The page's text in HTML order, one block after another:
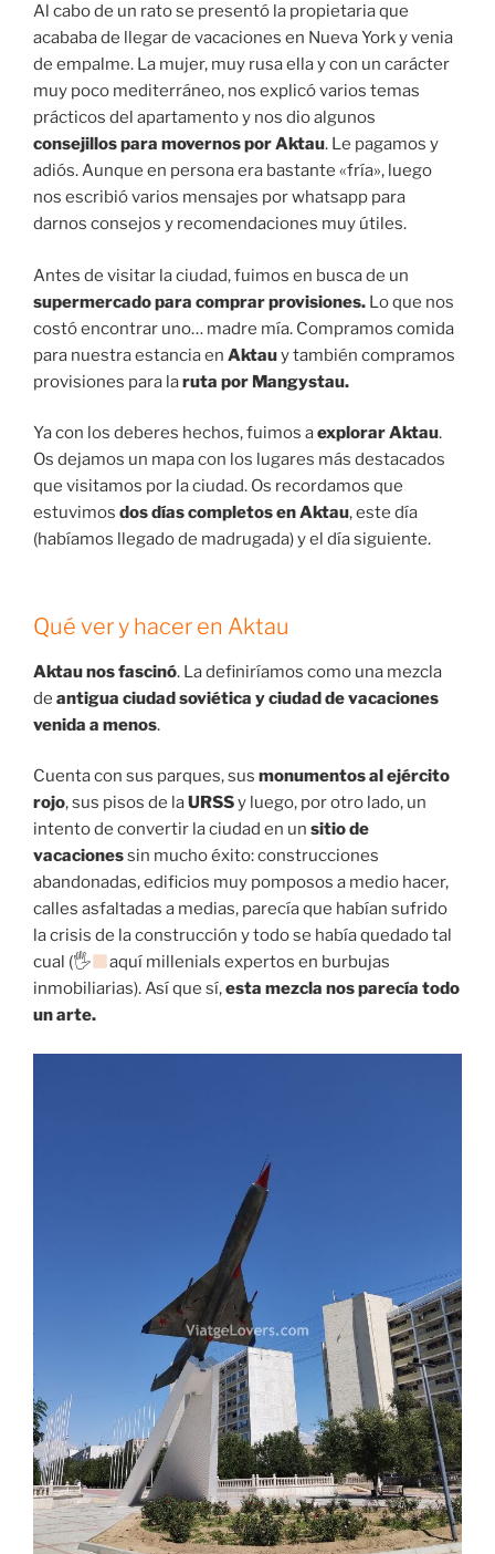
Al cabo de un rato se presentó la propietaria que
acababa de llegar de vacaciones en Nueva York y venia
de empalme. La mujer, muy rusa ella y con un carácter
muy poco mediterráneo, nos explicó varios temas
prácticos del apartamento y nos dio algunos
consejillos para movernos por Aktau. Le pagamos y
adiós. Aunque en persona era bastante «fría», luego
nos escribió varios mensajes por whatsapp para
darnos consejos y recomendaciones muy útiles.
Antes de visitar la ciudad, fuimos en busca de un
supermercado para comprar provisiones. Lo que nos
costó encontrar uno… madre mía. Compramos comida
para nuestra estancia en Aktauy también compramos
provisiones para laruta por Mangystau.
Ya con los deberes hechos, fuimos aexplorar Aktau.
Os dejamos un mapa con los lugares más destacados
que visitamos por la ciudad. Os recordamos que
estuvimos dos días completos en Aktau, este día
(habíamos llegado de madrugada) y el día siguiente.
Qué ver y hacer en Aktau
Aktau nos fascinó. La definiríamos como una mezcla
de antigua ciudad soviética y ciudad de vacaciones
venida a menos.
Cuenta con sus parques, sus monumentos al ejército
rojo, sus pisos de laURSSy luego, por otro lado, un
intento de convertir la ciudad en un sitio de
vacacionessin mucho éxito: construcciones
abandonadas, edificios muy pomposos a medio hacer,
calles asfaltadas a medias, parecía que habían sufrido
la crisis de la construcción y todo se había quedado tal
cual (🖐
aquí millenials expertos en burbujas
inmobiliarias). Así que sí,esta mezcla nos parecía todo
un arte.